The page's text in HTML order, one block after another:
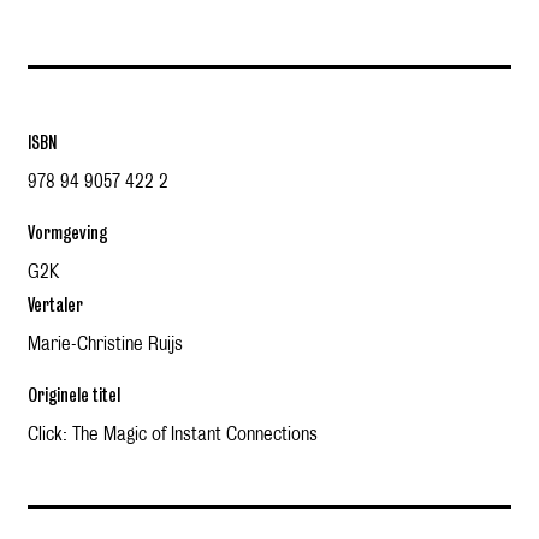
ISBN
978 94 9057 422 2
Vormgeving
G2K
Vertaler
Marie-Christine Ruijs
Originele titel
Click: The Magic of Instant Connections